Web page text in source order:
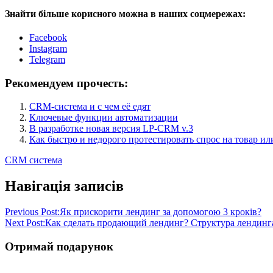
Знайти більше корисного можна в наших соцмережах:
Facebook
Instagram
Telegram
Рекомендуем прочесть:
CRM-система и с чем её едят
Ключевые функции автоматизации
В разработке новая версия LP-CRM v.3
Как быстро и недорого протестировать спрос на товар
CRM система
Навігація записів
Previous Post:Як прискорити лендинг за допомогою 3 кроків?
Next Post:Как сделать продающий лендинг? Структура
Отримай подарунок